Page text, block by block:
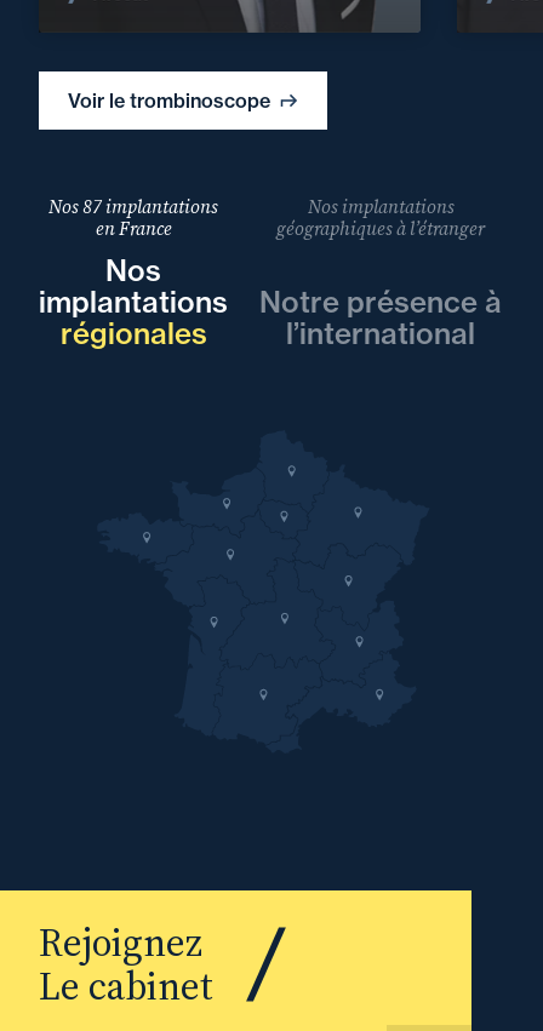
Voir le trombinoscope
Nos 87 implantations
en France
Nos
implantations
régionales
Nos implantations
géographiques à l’étranger
Notre présence à
l’international
Rejoignez
Le cabinet